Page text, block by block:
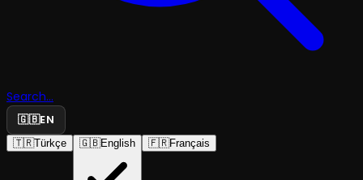
Search...
🇬🇧EN
🇹🇷Türkçe 🇬🇧English 🇫🇷Français